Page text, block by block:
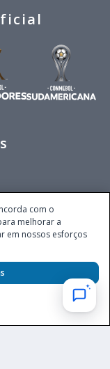
0001-84), com
3º andar, Itaim Bibi, no
133, Brasil - empresa
território nacional pela
conforme Portaria nº
11.2.2025.
com o
melhorar a
em nossos esforços